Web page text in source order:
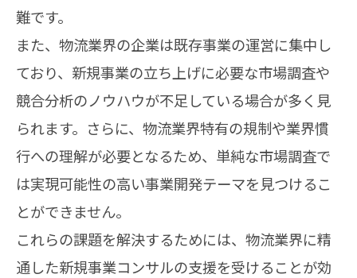
難です。
また、物流業界の企業は既存事業の運営に集中し
ており、新規事業の立ち上げに必要な市場調査や
競合分析のノウハウが不足している場合が多く見
られます。さらに、物流業界特有の規制や業界慣
行への理解が必要となるため、単純な市場調査で
は実現可能性の高い事業開発テーマを見つけるこ
とができません。
これらの課題を解決するためには、物流業界に精
通した新規事業コンサルの支援を受けることが効